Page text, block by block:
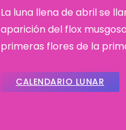
La luna llena de abril se
aparición del flox
primeras flores de la
CALENDARIO LUNAR